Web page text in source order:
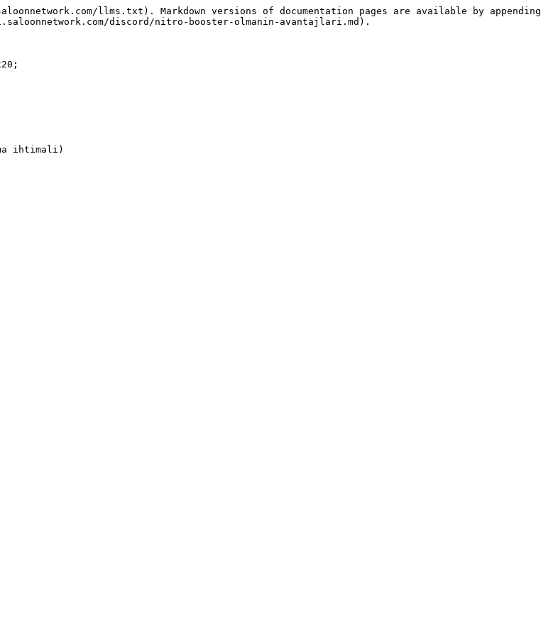
llms.txt). Markdown versions of documentation pages are available by appending
discord/nitro-booster-olmanin-avantajlari.md).